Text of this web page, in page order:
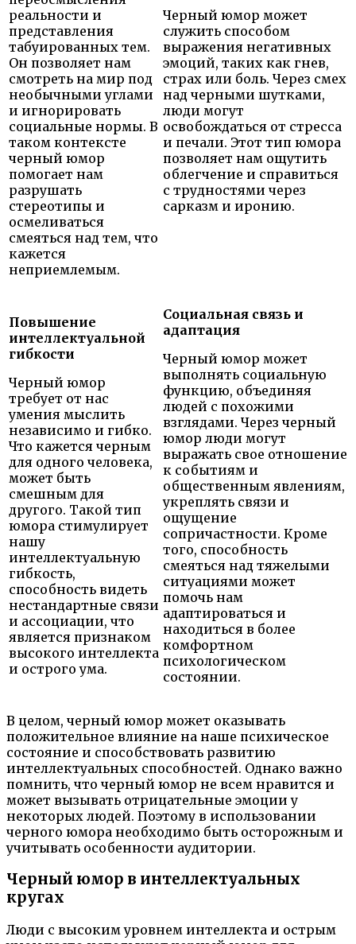
реальности и
представления
табуированных тем.
Он позволяет нам
смотреть на мир под
необычными углами
и игнорировать
социальные нормы. В
таком контексте
черный юмор
помогает нам
разрушать
стереотипы и
осмеливаться
смеяться над тем, что
кажется
неприемлемым.
Черный юмор может
служить способом
выражения негативных
эмоций, таких как гнев,
страх или боль. Через смех
над черными шутками,
люди могут
освобождаться от стресса
и печали. Этот тип юмора
позволяет нам ощутить
облегчение и справиться
с трудностями через
сарказм и иронию.
Повышение
интеллектуальной
гибкости
Черный юмор
требует от нас
умения мыслить
независимо и гибко.
Что кажется черным
для одного человека,
может быть
смешным для
другого. Такой тип
юмора стимулирует
нашу
интеллектуальную
гибкость,
способность видеть
нестандартные связи
и ассоциации, что
является признаком
высокого интеллекта
и острого ума.
Социальная связь и
адаптация
Черный юмор может
выполнять социальную
функцию, объединяя
людей с похожими
взглядами. Через черный
юмор люди могут
выражать свое отношение
к событиям и
общественным явлениям,
укреплять связи и
ощущение
сопричастности. Кроме
того, способность
смеяться над тяжелыми
ситуациями может
помочь нам
адаптироваться и
находиться в более
комфортном
психологическом
состоянии.
В целом, черный юмор может оказывать
положительное влияние на наше психическое
состояние и способствовать развитию
интеллектуальных способностей. Однако важно
помнить, что черный юмор не всем нравится и
может вызывать отрицательные эмоции у
некоторых людей. Поэтому в использовании
черного юмора необходимо быть осторожным и
учитывать особенности аудитории.
Черный юмор в интеллектуальных
кругах
Люди с высоким уровнем интеллекта и острым